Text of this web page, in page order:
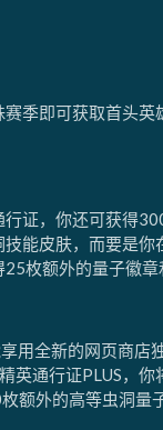
季即可获取首头英
证，你还可获得
能皮肤，而要是你
枚额外的量子徽章
用全新的网页商店
英通行证PLUS，
额外的高等虫洞量